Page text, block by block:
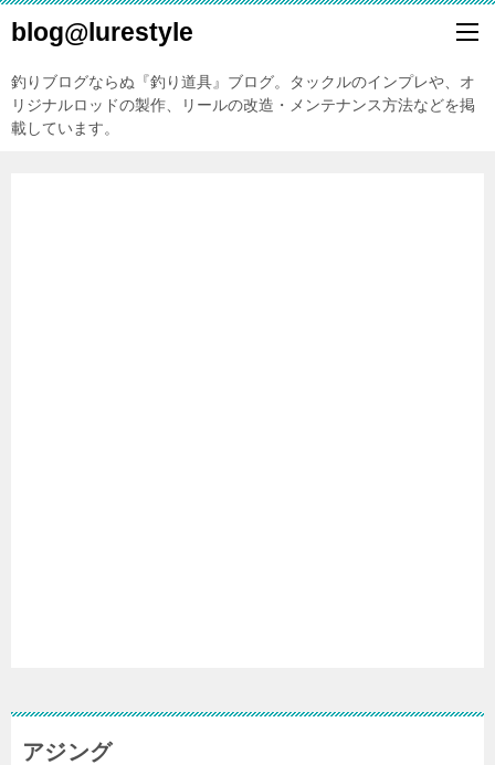
blog@lurestyle
釣りブログならぬ『釣り道具』ブログ。タックルのインプレや、オ
リジナルロッドの製作、リールの改造・メンテナンス方法などを掲
載しています。
アジング